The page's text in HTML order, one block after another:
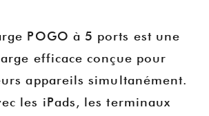
POGO à 5 ports est une
efficace conçue pour
appareils simultanément.
les iPads, les terminaux